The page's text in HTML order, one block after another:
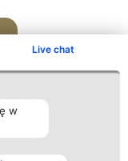
Live chat
w
Kontakt